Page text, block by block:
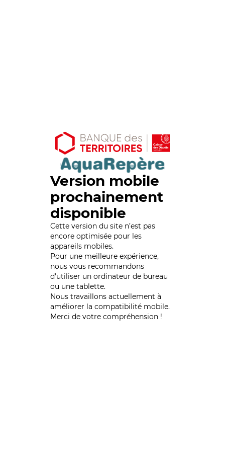
Version mobile
prochainement
disponible
Cette version du site n’est pas
encore optimisée pour les
appareils mobiles.
Pour une meilleure expérience,
nous vous recommandons
d'utiliser un ordinateur de bureau
ou une tablette.
Nous travaillons actuellement à
améliorer la compatibilité mobile.
Merci de votre compréhension !